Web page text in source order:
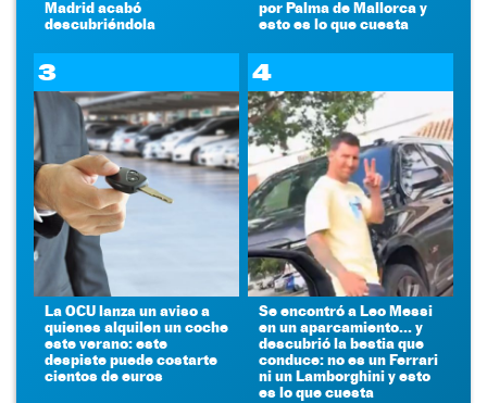
Madrid acabó
descubriéndola
por Palma de Mallorca y
esto es lo que cuesta
3
La OCU lanza un aviso a
quienes alquilen un coche
este verano: este
despiste puede costarte
cientos de euros
4
Se encontró a Leo Messi
en un aparcamiento... y
descubrió la bestia que
conduce: no es un Ferrari
ni un Lamborghini y esto
es lo que cuesta